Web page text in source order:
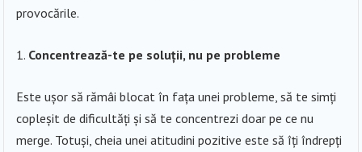
provocările.
Concentrează-te pe soluții, nu pe probleme
Este ușor să rămâi blocat în fața unei probleme, să te simți
copleșit de dificultăți și să te concentrezi doar pe ce nu
merge. Totuși, cheia unei atitudini pozitive este să îți îndrepți